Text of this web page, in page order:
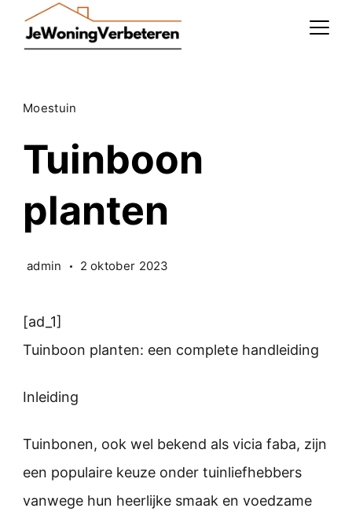
Moestuin
Tuinboon
planten
admin 2 oktober 2023
[ad_1]
Tuinboon planten: een complete handleiding
Inleiding
Tuinbonen, ook wel bekend als vicia faba, zijn
een populaire keuze onder tuinliefhebbers
vanwege hun heerlijke smaak en voedzame